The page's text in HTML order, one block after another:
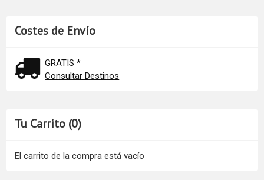
Costes de Envío
GRATIS *
Consultar Destinos
Tu Carrito (0)
El carrito de la compra está vacío